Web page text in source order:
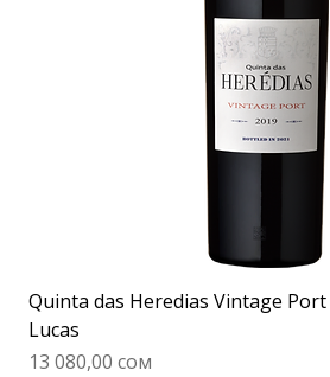
Quinta das Heredias Vintage
Lucas
Цена
13 080,00 сом